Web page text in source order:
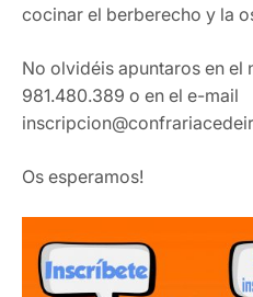
cocinar el berberecho y la
No olvidéis apuntaros en el
981.480.389 o en el e-mail
Os esperamos!